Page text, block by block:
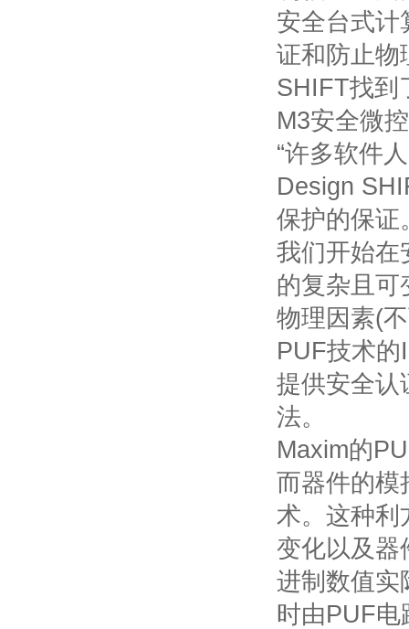
安全台式计
证和防止物
SHIFT找到
M3安全微
“许多软件
Design
保护的保证
我们开始在
的复杂且可
物理因素(
PUF技术的
提供安全认
法。
Maxim的
而器件的模
术。这种利
变化以及器
进制数值实
时由PUF电